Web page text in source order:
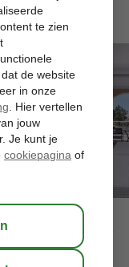
uitzicht op zee